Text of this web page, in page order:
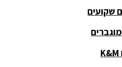
שקועים